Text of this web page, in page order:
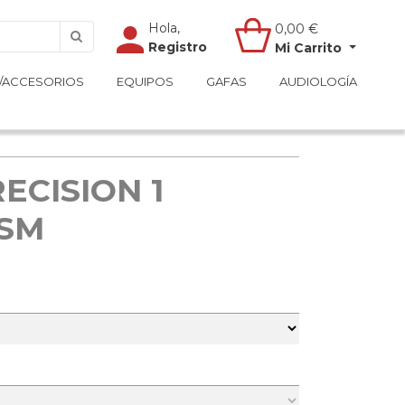
Hola,
Registro
0,00 €
Mi Carrito
EQUIPOS GAFAS AUDIOLOGÍA
Hola,
Registro
0,00 €
Mi Carrito
EQUIPOS GAFAS AUDIOLOGÍA
1